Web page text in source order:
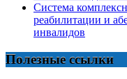
Система
реабилитации и
инвалидов
Полезные ссылки